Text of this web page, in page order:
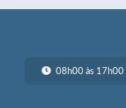
08h00 às 17h00